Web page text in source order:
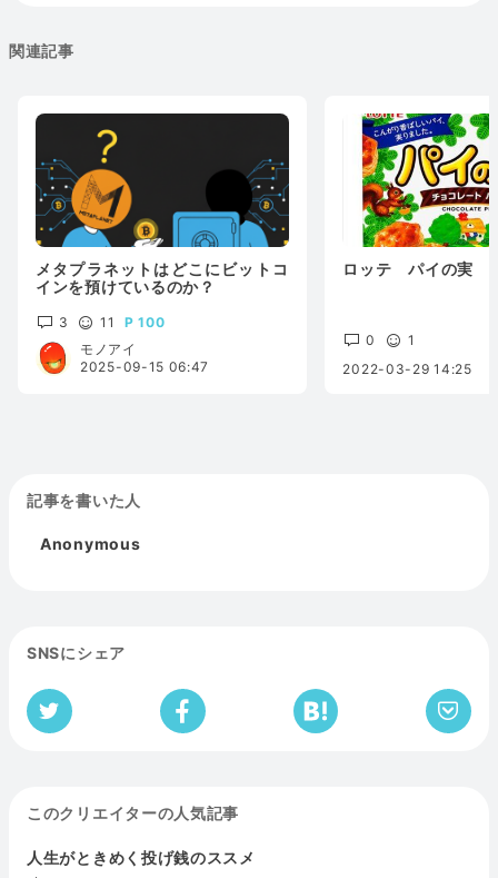
関連記事
メタプラネットはどこにビットコ
インを預けているのか？
3 11
100
モノアイ
2025-09-15 06:47
ロッテ パイの実
0
1
2022-03-29 14:25
記事を書いた人
Anonymous
SNSにシェア
このクリエイターの人気記事
人生がときめく投げ銭のススメ